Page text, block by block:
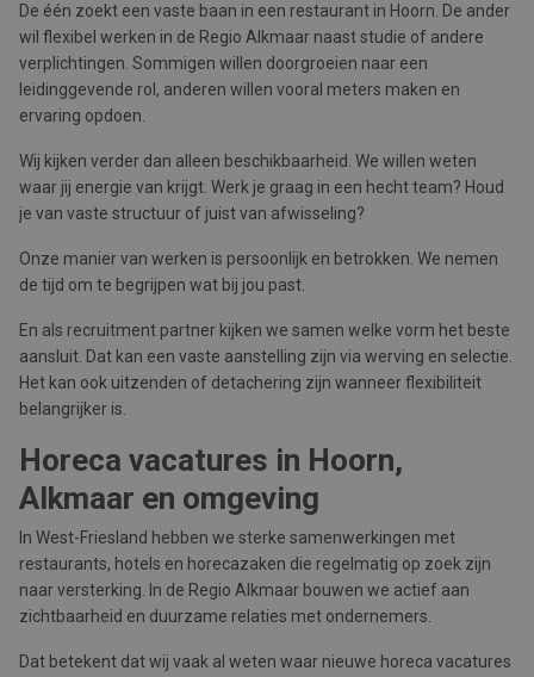
De één zoekt een vaste baan in een restaurant in Hoorn. De ander
wil flexibel werken in de Regio Alkmaar naast studie of andere
verplichtingen. Sommigen willen doorgroeien naar een
leidinggevende rol, anderen willen vooral meters maken en
ervaring opdoen.
Wij kijken verder dan alleen beschikbaarheid. We willen weten
waar jij energie van krijgt. Werk je graag in een hecht team? Houd
je van vaste structuur of juist van afwisseling?
Onze manier van werken is persoonlijk en betrokken. We nemen
de tijd om te begrijpen wat bij jou past.
En als recruitment partner kijken we samen welke vorm het beste
aansluit. Dat kan een vaste aanstelling zijn via werving en selectie.
Het kan ook uitzenden of detachering zijn wanneer flexibiliteit
belangrijker is.
Horeca vacatures in Hoorn,
Alkmaar en omgeving
In West-Friesland hebben we sterke samenwerkingen met
restaurants, hotels en horecazaken die regelmatig op zoek zijn
naar versterking. In de Regio Alkmaar bouwen we actief aan
zichtbaarheid en duurzame relaties met ondernemers.
Dat betekent dat wij vaak al weten waar nieuwe horeca vacatures